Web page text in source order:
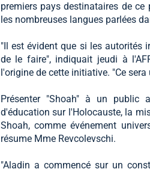
premiers pays destinataires de
les nombreuses langues parlées
"Il est évident que si les autorités
de le faire", indiquait jeudi à
l'origine de cette initiative. "Ce
Présenter "Shoah" à un public
d'éducation sur l'Holocauste, la
Shoah, comme événement
résume Mme Revcolevschi.
"Aladin a commencé sur un